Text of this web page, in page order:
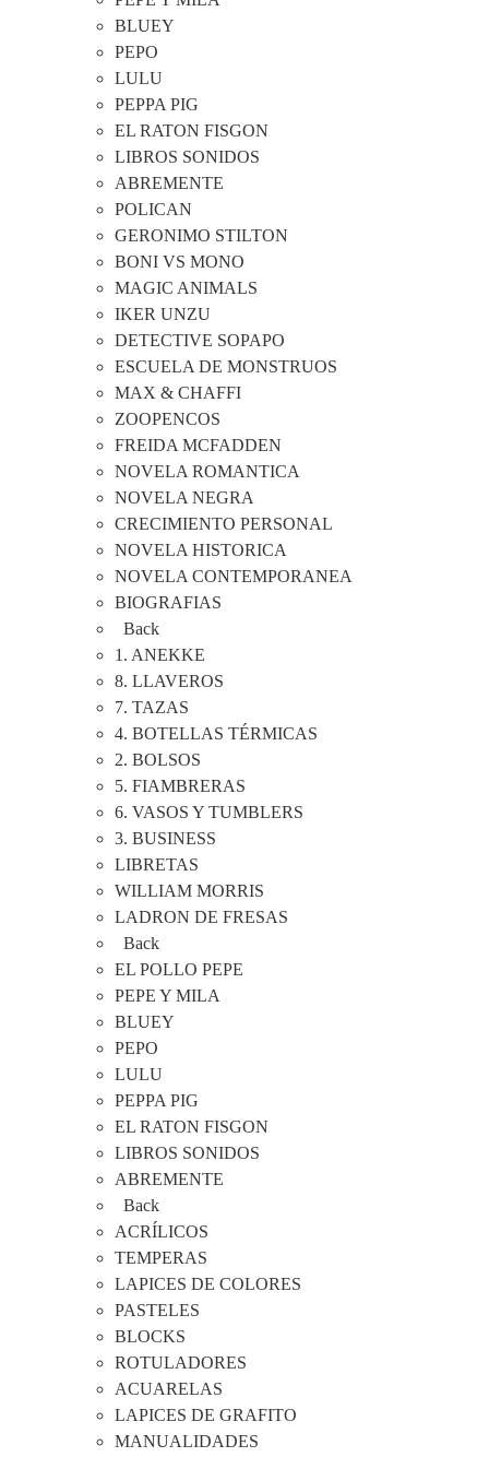
BLUEY
PEPO
LULU
PEPPA PIG
EL RATON FISGON
LIBROS SONIDOS
ABREMENTE
POLICAN
GERONIMO STILTON
BONI VS MONO
MAGIC ANIMALS
IKER UNZU
DETECTIVE SOPAPO
ESCUELA DE MONSTRUOS
MAX & CHAFFI
ZOOPENCOS
FREIDA MCFADDEN
NOVELA ROMANTICA
NOVELA NEGRA
CRECIMIENTO PERSONAL
NOVELA HISTORICA
NOVELA CONTEMPORANEA
BIOGRAFIAS
Back
1. ANEKKE
8. LLAVEROS
7. TAZAS
4. BOTELLAS TÉRMICAS
2. BOLSOS
5. FIAMBRERAS
6. VASOS Y TUMBLERS
3. BUSINESS
LIBRETAS
WILLIAM MORRIS
LADRON DE FRESAS
Back
EL POLLO PEPE
PEPE Y MILA
BLUEY
PEPO
LULU
PEPPA PIG
EL RATON FISGON
LIBROS SONIDOS
ABREMENTE
Back
ACRÍLICOS
TEMPERAS
LAPICES DE COLORES
PASTELES
BLOCKS
ROTULADORES
ACUARELAS
LAPICES DE GRAFITO
MANUALIDADES